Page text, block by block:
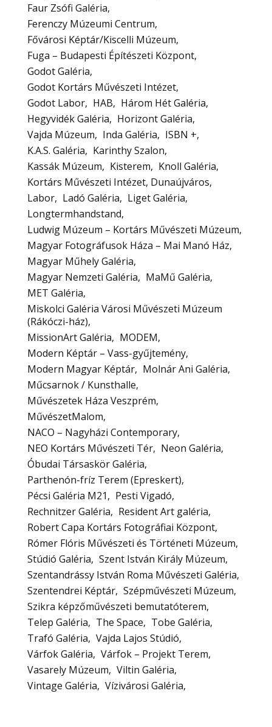
Faur Zsófi Galéria
Ferenczy Múzeumi Centrum
Fővárosi Képtár/Kiscelli Múzeum
Fuga – Budapesti Építészeti Központ
Godot Galéria
Godot Kortárs Művészeti Intézet
Godot Labor
HAB
Három Hét Galéria
Hegyvidék Galéria
Horizont Galéria
Vajda Múzeum
Inda Galéria
ISBN +
K.A.S. Galéria
Karinthy Szalon
Kassák Múzeum
Kisterem
Knoll Galéria
Kortárs Művészeti Intézet, Dunaújváros
Labor
Ladó Galéria
Liget Galéria
Longtermhandstand
Ludwig Múzeum – Kortárs Művészeti Múzeum
Magyar Fotográfusok Háza – Mai Manó Ház
Magyar Műhely Galéria
Magyar Nemzeti Galéria
MaMű Galéria
MET Galéria
Miskolci Galéria Városi Művészeti Múzeum
(Rákóczi-ház)
MissionArt Galéria
MODEM
Modern Képtár – Vass-gyűjtemény
Modern Magyar Képtár
Molnár Ani Galéria
Műcsarnok / Kunsthalle
Művészetek Háza Veszprém
MűvészetMalom
NACO – Nagyházi Contemporary
NEO Kortárs Művészeti Tér
Neon Galéria
Óbudai Társaskör Galéria
Parthenón-fríz Terem (Epreskert)
Pécsi Galéria M21
Pesti Vigadó
Rechnitzer Galéria
Resident Art galéria
Robert Capa Kortárs Fotográfiai Központ
Rómer Flóris Művészeti és Történeti Múzeum
Stúdió Galéria
Szent István Király Múzeum
Szentandrássy István Roma Művészeti Galéria
Szentendrei Képtár Szépművészeti Múzeum
Szikra képzőművészeti bemutatóterem
Telep Galéria
The Space
Tobe Galéria
Trafó Galéria
Vajda Lajos Stúdió
Várfok Galéria
Várfok – Projekt Terem
Vasarely Múzeum
Viltin Galéria
Vintage Galéria
Vízivárosi Galéria